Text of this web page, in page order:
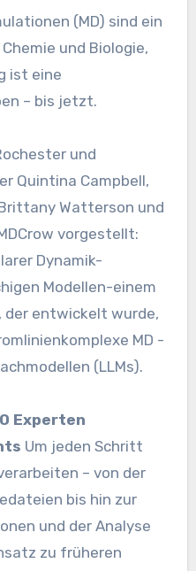
und Biologie,
ist eine
– bis jetzt.
und
Quintina Campbell,
Watterson und
vorgestellt:
Dynamik-
Modellen-einem
entwickelt wurde,
MD -
(LLMs).
Experten
Um jeden Schritt
– von der
bis hin zur
und der Analyse
zu früheren